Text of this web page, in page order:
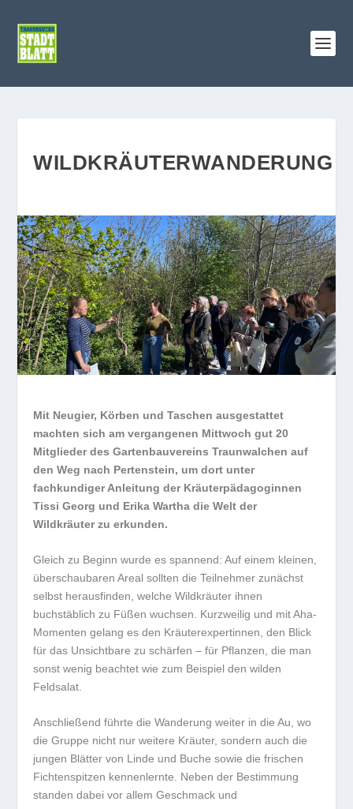
WILDKRÄUTERWANDERUNG
Mit Neugier, Körben und Taschen ausgestattet
machten sich am vergangenen Mittwoch gut 20
Mitglieder des Gartenbauvereins Traunwalchen auf
den Weg nach Pertenstein, um dort unter
fachkundiger Anleitung der Kräuterpädagoginnen
Tissi Georg und Erika Wartha die Welt der
Wildkräuter zu erkunden.
Gleich zu Beginn wurde es spannend: Auf einem kleinen,
überschaubaren Areal sollten die Teilnehmer zunächst
selbst herausfinden, welche Wildkräuter ihnen
buchstäblich zu Füßen wuchsen. Kurzweilig und mit Aha-
Momenten gelang es den Kräuterexpertinnen, den Blick
für das Unsichtbare zu schärfen – für Pflanzen, die man
sonst wenig beachtet wie zum Beispiel den wilden
Feldsalat.
Anschließend führte die Wanderung weiter in die Au, wo
die Gruppe nicht nur weitere Kräuter, sondern auch die
jungen Blätter von Linde und Buche sowie die frischen
Fichtenspitzen kennenlernte. Neben der Bestimmung
standen dabei vor allem Geschmack und